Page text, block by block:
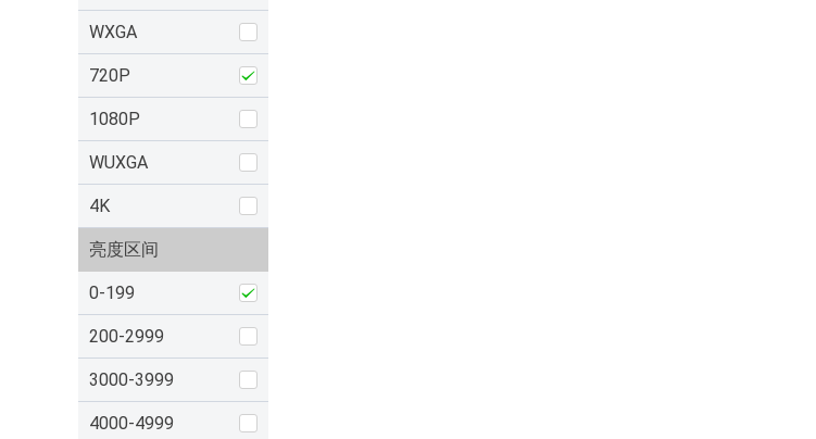
WXGA
720P
1080P
WUXGA
4K
亮度区间
0-199
200-2999
3000-3999
4000-4999